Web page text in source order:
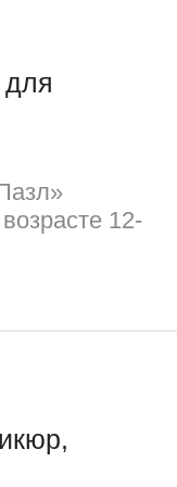
для
12-